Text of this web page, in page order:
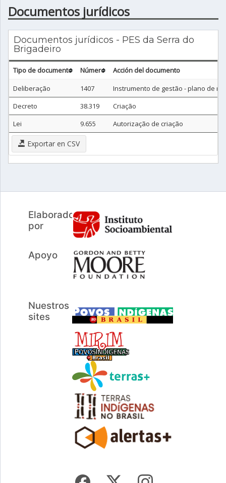
Documentos jurídicos
Documentos jurídicos - PES da Serra do
Brigadeiro
Tipo de documento Número
Acción del documento
Deliberação
1407
Instrumento de gestão - plano de
Decreto
38.319
Criação
Lei
9.655 Autorização de criação
Exportar en CSV